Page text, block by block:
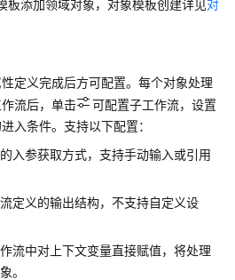
板添加领域对象，对象模板创建详见对
定义完成后方可配置。每个对象处理
流后，单击
可配置子工作流，设置
入条件。支持以下配置：
入参获取方式，支持手动输入或引用
定义的输出结构，不支持自定义设
流中对上下文变量直接赋值，将处理
。